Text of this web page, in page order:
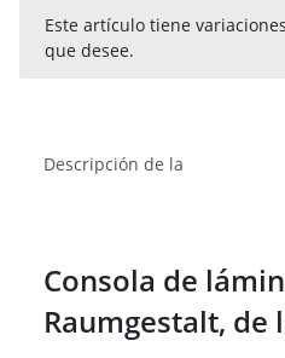
x
Este artículo tiene
que desee.
Descripción de la
Consola de
Raumgestalt, de